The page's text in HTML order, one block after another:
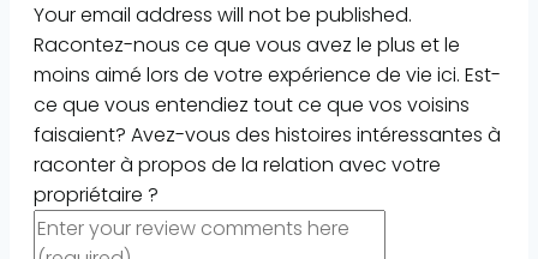
Your email address will not be published.
Racontez-nous ce que vous avez le plus et le
moins aimé lors de votre expérience de vie ici. Est-
ce que vous entendiez tout ce que vos voisins
faisaient? Avez-vous des histoires intéressantes à
raconter à propos de la relation avec votre
propriétaire ?